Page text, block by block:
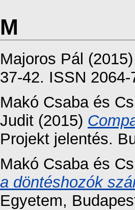
M
Majoros Pál (2015)
37-42. ISSN 2064-
Makó Csabaés
Judit (2015)
Projekt jelentés.
Makó Csabaés
a döntéshozók
Egyetem,